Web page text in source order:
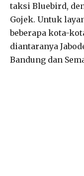
taksi Bluebird,
Gojek. Untuk
beberapa kota-
diantaranya
Bandung dan